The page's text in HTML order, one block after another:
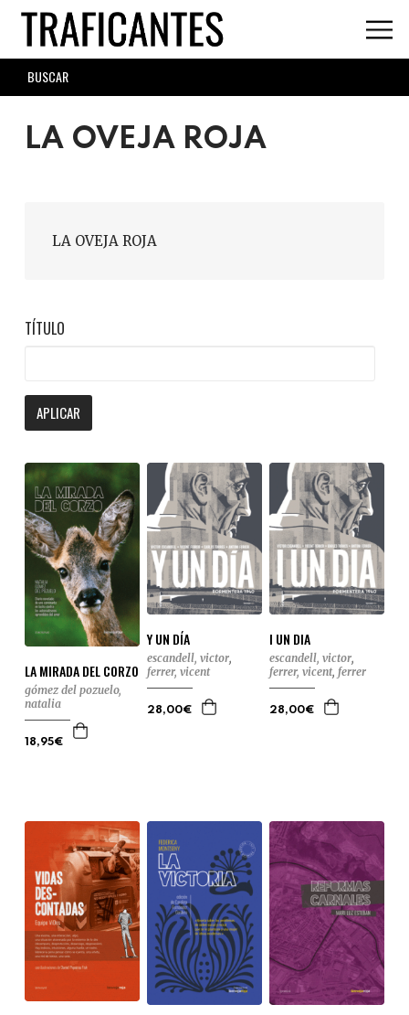
Skip
main
content
SEARCH
FORM
LA OVEJA ROJA
LA OVEJA ROJA
TÍTULO
APLICAR
LA MIRADA DEL CORZO
gómez del pozuelo,
natalia
18,95€
Y UN DÍA
escandell, victor,
ferrer, vicent
28,00€
I UN DIA
escandell, victor,
ferrer, vicent, ferrer
28,00€